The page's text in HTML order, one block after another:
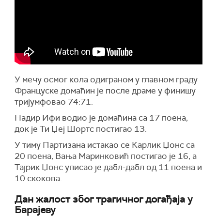
У мечу осмог кола одиграном у главном граду
Француске домаћин је после драме у финишу
тријумфовао 74:71.
Надир Ифи водио је домаћина са 17 поена,
док је Ти Џеј Шортс постигао 13.
У тиму Партизана истакао се Карлик Џонс са
20 поена, Вања Маринковић постигао је 16, а
Тајрик Џонс уписао је дабл-дабл од 11 поена и
10 скокова.
Дан жалост због трагичног догађаја у
Барајеву